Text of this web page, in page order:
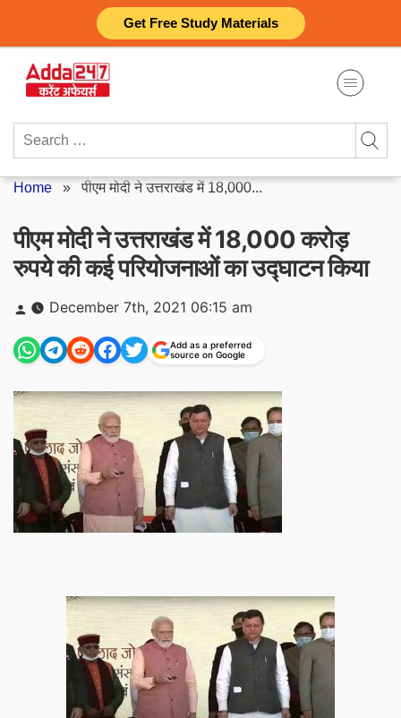
Get Free Study Materials
content
Search
Home »पीएम मोदी ने उत्तराखंड में 18,000...
पीएम मोदी ने उत्तराखंड में 18,000 करोड़
रुपये की कई परियोजनाओं का उद्घाटन किया
Posted
by
December 7th, 2021 06:15 am
Add as a preferred
source on Google